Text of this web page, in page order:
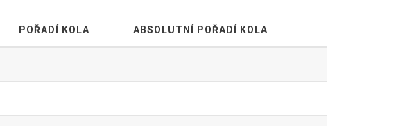
POŘADÍ KOLA ABSOLUTNÍ POŘADÍ KOLA